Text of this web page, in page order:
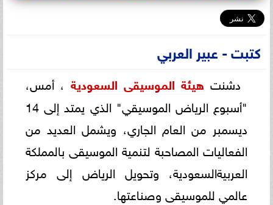
كتبت - عبير العربي
دشنت هيئة الموسيقى السعودية، أمس،
"أسبوع الرياض الموسيقي" الذي يمتد إلى 14
ديسمبر من العام الجاري، ويشمل العديد من
الفعاليات المصاحبة لتنمية الموسيقى بالمملكة
العربيةالسعودية، وتحويل الرياض إلى مركز
عالمي للموسيقى وصناعتها.